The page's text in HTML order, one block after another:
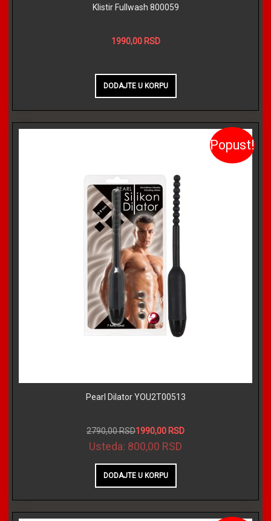
Klistir Fullwash 800059
1990,00 RSD
Popust!
Pearl Dilator YOU2T00513
2790,00 RSD1990,00 RSD
Usteda: 800,00 RSD